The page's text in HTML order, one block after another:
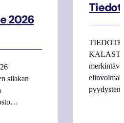
2026
silakan
pyydysten